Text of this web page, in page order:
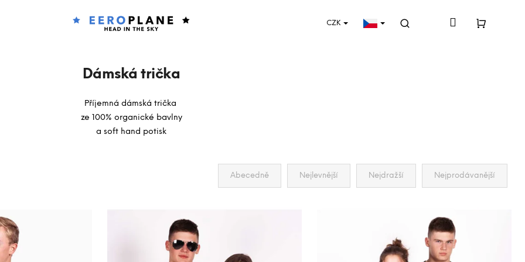
CZK Přihlášení
Ř
Abecedně Nejlevnější Nejdražší Nejprodávanější
Co potřebujete najít?
HLEDAT
Příjemná dámská trička
ze 100% organické bavlny
a soft hand potisk
Dámská trička